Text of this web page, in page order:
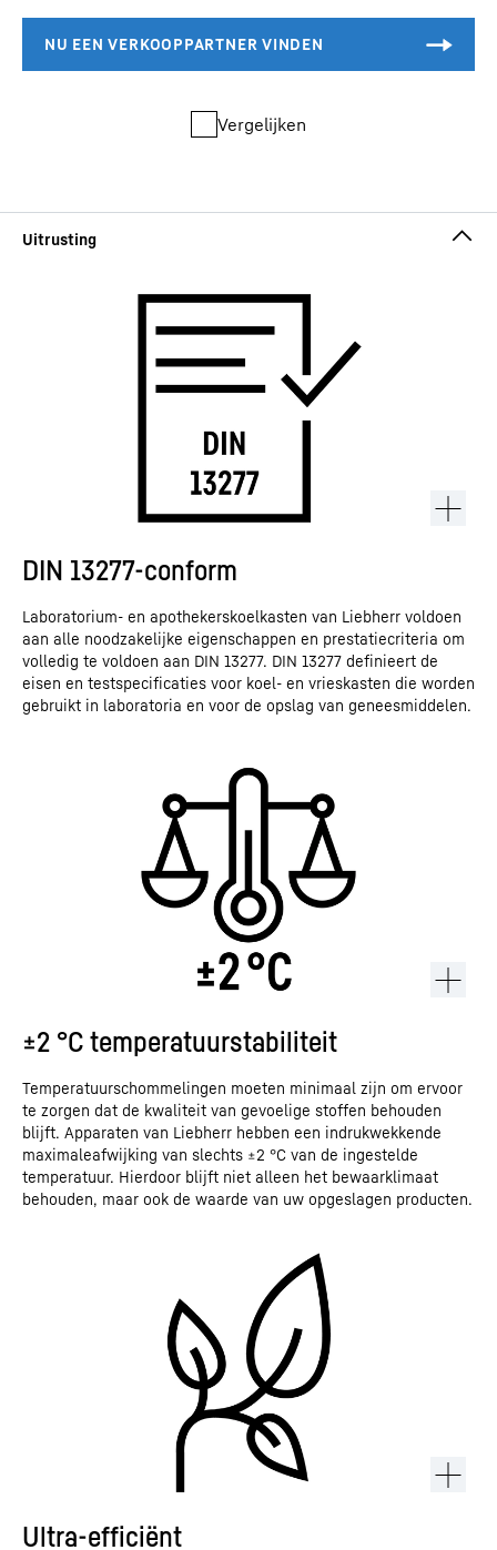
Vergelijken
DIN 13277-conform
Laboratorium- en apothekerskoelkasten van Liebherr voldoen
aan alle noodzakelijke eigenschappen en prestatiecriteria om
volledig te voldoen aan DIN 13277. DIN 13277 definieert de
eisen en testspecificaties voor koel- en vrieskasten die worden
gebruikt in laboratoria en voor de opslag van geneesmiddelen.
±2 °C temperatuurstabiliteit
Temperatuurschommelingen moeten minimaal zijn om ervoor
te zorgen dat de kwaliteit van gevoelige stoffen behouden
blijft. Apparaten van Liebherr hebben een indrukwekkende
maximaleafwijking van slechts ±2 °C van de ingestelde
temperatuur. Hierdoor blijft niet alleen het bewaarklimaat
behouden, maar ook de waarde van uw opgeslagen producten.
Ultra-efficiënt